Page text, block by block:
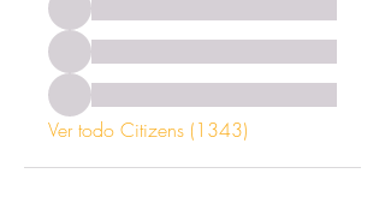
Ver todo Citizens (1343)